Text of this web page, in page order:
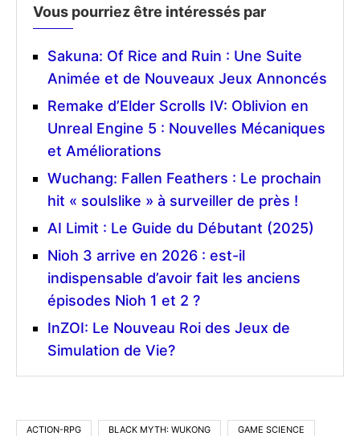
Vous pourriez être intéressés par
Sakuna: Of Rice and Ruin : Une Suite
Animée et de Nouveaux Jeux Annoncés
Remake d’Elder Scrolls IV: Oblivion en
Unreal Engine 5 : Nouvelles Mécaniques
et Améliorations
Wuchang: Fallen Feathers : Le prochain
hit « soulslike » à surveiller de près !
AI Limit : Le Guide du Débutant (2025)
Nioh 3 arrive en 2026 : est-il
indispensable d’avoir fait les anciens
épisodes Nioh 1 et 2 ?
InZOI: Le Nouveau Roi des Jeux de
Simulation de Vie?
ACTION-RPG BLACK MYTH: WUKONG GAME SCIENCE